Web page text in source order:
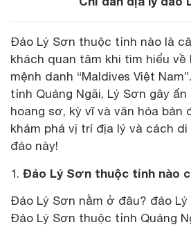
Đảo Lý Sơn thuộc tỉnh nào là
khách quan tâm khi tìm hiểu
mệnh danh “Maldives Việt
tỉnh Quảng Ngãi, Lý Sơn gây
hoang sơ, kỳ vĩ và văn hóa bản
khám phá vị trí địa lý và cách
đảo này!
Đảo Lý Sơn thuộc tỉnh nào
Đảo Lý Sơn nằm ở đâu? đảo
Đảo Lý Sơn thuộc tỉnh Quảng